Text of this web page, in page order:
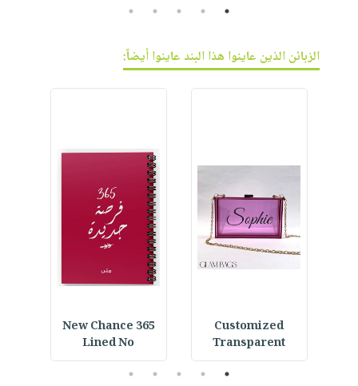
1
2
3
4
5
الزبائن الذين عاينوا هذا البند عاينوا أيضاً:
Customized
Transparent
365 New Chance
Lined No
1
2
3
4
5